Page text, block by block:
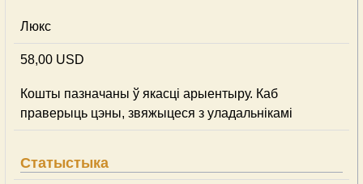
Люкс
58,00 USD
Кошты пазначаны ў якасці арыентыру. Каб
праверыць цэны, звяжыцеся з уладальнікамі
Статыстыка